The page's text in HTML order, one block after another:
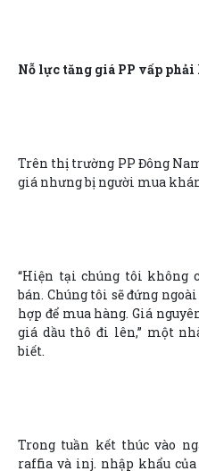
Nỗ lực tăng giá PP vấp
Trên thị trường PP Đông
giá nhưng bị người mua
“Hiện tại chúng tôi không
bán. Chúng tôi sẽ đứng
hợp để mua hàng. Giá
giá dầu thô đi lên,” một
biết.
Trong tuần kết thúc vào
raffia và inj. nhập khẩu